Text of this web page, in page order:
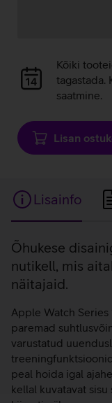
Andmete
laadimine
Kõiki
tagastada.
saatmine.
Lisan
Lisainfo
Lisainfo
Õhukese
nutikell, mis
näitajaid.
Apple Watch
paremad
varustatud
peal hoida igal
kellal kuvatavat sisu